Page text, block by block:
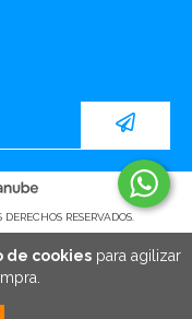
de cookiespara agilizar
RESERVADOS.